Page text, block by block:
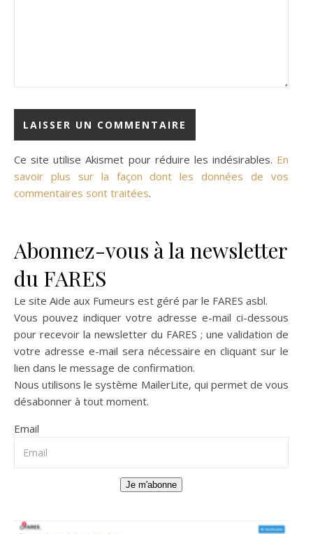
Ce site utilise Akismet pour réduire les indésirables. En
savoir plus sur la façon dont les données de vos
commentaires sont traitées.
Abonnez-vous à la newsletter
du FARES
Le site Aide aux Fumeurs est géré par le FARES asbl.
Vous pouvez indiquer votre adresse e-mail ci-dessous
pour recevoir la newsletter du FARES ; une validation de
votre adresse e-mail sera nécessaire en cliquant sur le
lien dans le message de confirmation.
Nous utilisons le système MailerLite, qui permet de vous
désabonner à tout moment.
Email
Je m'abonne